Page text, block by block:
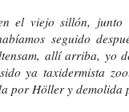
el viejo sillón, junto
seguido
allí arriba, yo
ya taxidermista
por Höller y